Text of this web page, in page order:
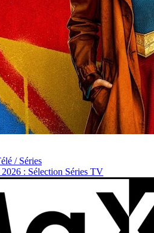
/ Séries
: Sélection Séries TV